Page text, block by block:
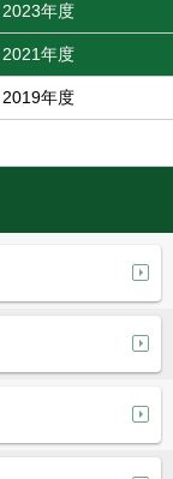
2023年度
2021年度
2019年度